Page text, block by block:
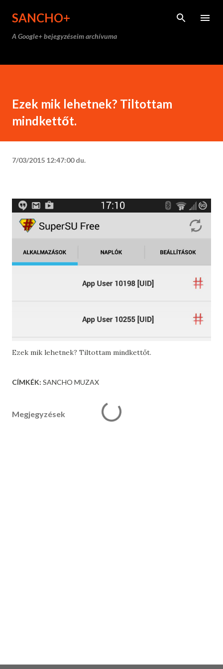
SANCHO+
A Google+ bejegyzéseim archívuma
Ezek mik lehetnek? Tiltottam
mindkettőt.
7/03/2015 12:47:00 du.
Ezek mik lehetnek? Tiltottam mindkettőt.
CÍMKÉK: SANCHO MUZAX
Megjegyzések